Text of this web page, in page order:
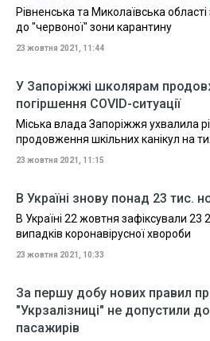
Рівненська та Миколаївська
до "червоної" зони карантину
23 жовтня 2021, 11:44
У Запоріжжі школярам
погіршення COVID-ситуації
Міська влада Запоріжжя ухвалила
продовження шкільних канікул на
23 жовтня 2021, 11:15
В Україні знову понад 23 тис.
В Україні 22 жовтня зафіксували
випадків коронавірусної хвороби
23 жовтня 2021, 10:33
За першу добу нових правил
"Укрзалізниці" не допустили
пасажирів